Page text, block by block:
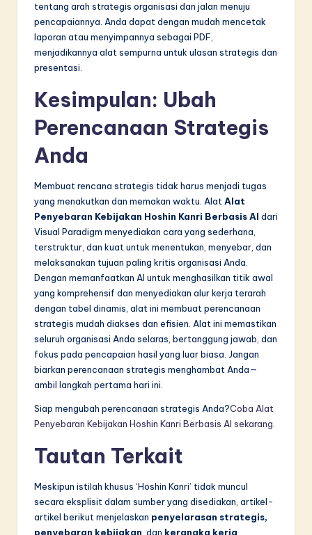
tentang arah strategis organisasi dan jalan menuju
pencapaiannya. Anda dapat dengan mudah mencetak
laporan atau menyimpannya sebagai PDF,
menjadikannya alat sempurna untuk ulasan strategis dan
presentasi.
Kesimpulan: Ubah
Perencanaan Strategis
Anda
Membuat rencana strategis tidak harus menjadi tugas
yang menakutkan dan memakan waktu. AlatAlat
Penyebaran Kebijakan Hoshin Kanri Berbasis AI dari
Visual Paradigm menyediakan cara yang sederhana,
terstruktur, dan kuat untuk menentukan, menyebar, dan
melaksanakan tujuan paling kritis organisasi Anda.
Dengan memanfaatkan AI untuk menghasilkan titik awal
yang komprehensif dan menyediakan alur kerja terarah
dengan tabel dinamis, alat ini membuat perencanaan
strategis mudah diakses dan efisien. Alat ini memastikan
seluruh organisasi Anda selaras, bertanggung jawab, dan
fokus pada pencapaian hasil yang luar biasa. Jangan
biarkan perencanaan strategis menghambat Anda—
ambil langkah pertama hari ini.
Siap mengubah perencanaan strategis Anda?Coba Alat
Penyebaran Kebijakan Hoshin Kanri Berbasis AI sekarang.
Tautan Terkait
Meskipun istilah khusus ‘Hoshin Kanri’ tidak muncul
secara eksplisit dalam sumber yang disediakan, artikel-
artikel berikut menjelaskan penyelarasan strategis,
penyebaran kebijakan , dan kerangka kerja